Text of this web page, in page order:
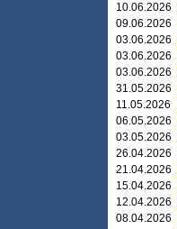
10.06.2026
09.06.2026
03.06.2026
03.06.2026
03.06.2026
31.05.2026
11.05.2026
06.05.2026
03.05.2026
26.04.2026
21.04.2026
15.04.2026
12.04.2026
08.04.2026